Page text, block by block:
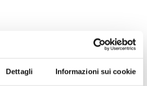
Dettagli Informazioni sui cookie
will not be published. Required